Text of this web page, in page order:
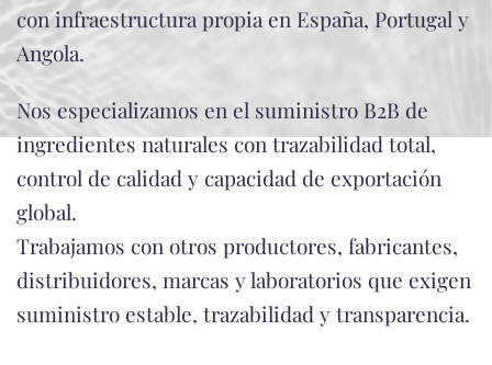
con infraestructura propia en España, Portugal y
Angola.
Nos especializamos en el suministro B2B de
ingredientes naturales con trazabilidad total,
control de calidad y capacidad de exportación
global.
Trabajamos con otros productores, fabricantes,
distribuidores, marcas y laboratorios que exigen
suministro estable, trazabilidad y transparencia.